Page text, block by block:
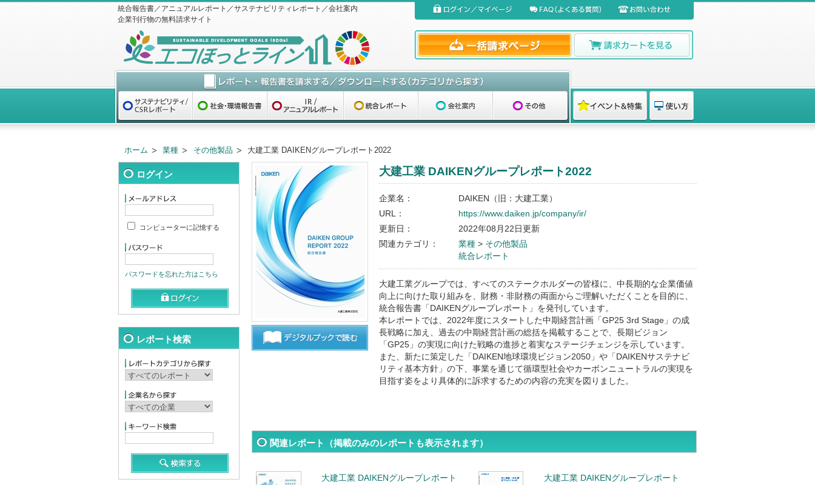
統合報告書／アニュアルレポート／サステナビリティレポート／会社案内
企業刊行物の無料請求サイト
ホーム 業種 その他製品 大建工業 DAIKENグループレポート2022
ログイン
コンピューターに記憶する
パスワードを忘れた方はこちら
レポート検索
大建工業 DAIKENグループレポート2022
企業名：
DAIKEN（旧：大建工業）
URL：
https://www.daiken.jp/company/ir/
更新日：
2022年08月22日更新
関連カテゴリ：
業種> その他製品
統合レポート
大建工業グループでは、すべてのステークホルダーの皆様に、中長期的な企業価値
向上に向けた取り組みを、財務・非財務の両面からご理解いただくことを目的に、
統合報告書「DAIKENグループレポート」を発刊しています。
本レポートでは、2022年度にスタートした中期経営計画「GP25 3rd Stage」の成
長戦略に加え、過去の中期経営計画の総括を掲載することで、長期ビジョン
「GP25」の実現に向けた戦略の進捗と着実なステージチェンジを示しています。
また、新たに策定した「DAIKEN地球環境ビジョン2050」や「DAIKENサステナビ
リティ基本方針」の下、事業を通じて循環型社会やカーボンニュートラルの実現を
目指す姿をより具体的に訴求するための内容の充実を図りました。
関連レポート（掲載のみのレポートも表示されます）
大建工業 DAIKENグループレポート
大建工業 DAIKENグループレポート